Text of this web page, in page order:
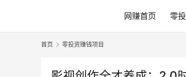
网赚首页 零
首页 零投资赚钱项目